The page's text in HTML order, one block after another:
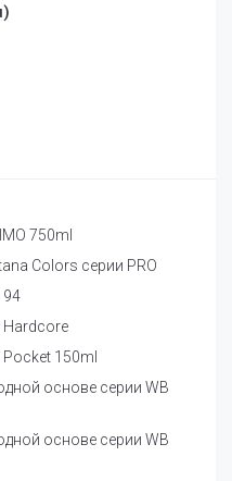
750ml
Colors серии PRO
94
Hardcore
150ml
основе серии WB
основе серии WB